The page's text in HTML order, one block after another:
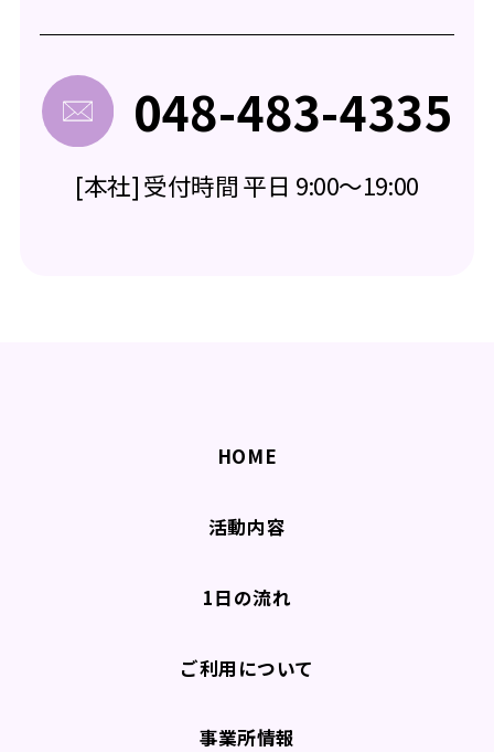
048-483-4335
[本社] 受付時間 平日 9:00～19:00
HOME
活動内容
1日の流れ
ご利用について
事業所情報